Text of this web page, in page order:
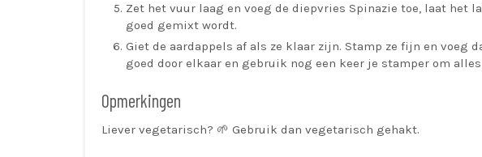
Zet het vuur laag en voeg de diepvries Spinazie toe, laat het
goed gemixt wordt.
Giet de aardappels af als ze klaar zijn. Stamp ze fijn en voeg
goed door elkaar en gebruik nog een keer je stamper om
Opmerkingen
Liever vegetarisch? 🌱 Gebruik dan vegetarisch gehakt.